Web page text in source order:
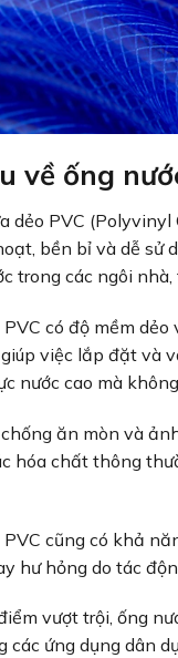
về ống
dẻo PVC
bền bỉ và dễ sử
trong các ngôi
PVC có độ mềm
việc lắp đặt và
nước cao mà
ăn mòn và
hóa chất thông
PVC cũng có khả
hư hỏng do tác
vượt trội, ống
các ứng dụng dân